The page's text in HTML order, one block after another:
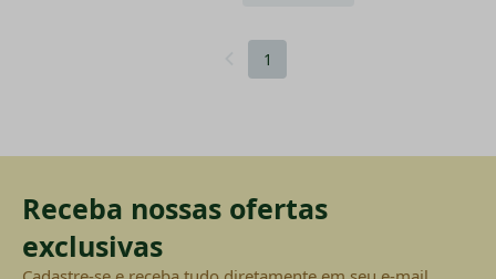
1
Receba nossas ofertas
exclusivas